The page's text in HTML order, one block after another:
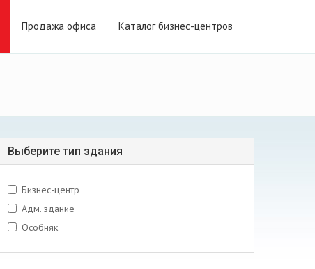
Продажа офиса Каталог бизнес-центров
Выберите тип здания
Бизнес-центр
Адм. здание
Особняк